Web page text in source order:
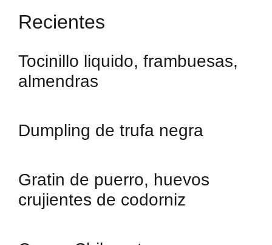
Recientes
Tocinillo liquido, frambuesas,
almendras
Dumpling de trufa negra
Gratin de puerro, huevos
crujientes de codorniz